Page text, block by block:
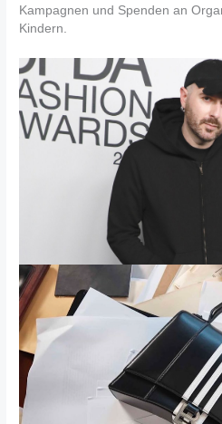
Kampagnen und Spenden an
Kindern.